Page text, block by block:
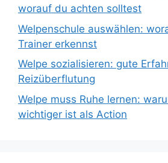
worauf du achten solltest
Welpenschule auswählen:
Trainer erkennst
Welpe sozialisieren: gute
Reizüberflutung
Welpe muss Ruhe lernen:
wichtiger ist als Action